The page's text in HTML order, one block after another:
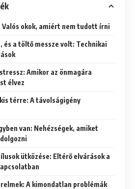
Valós okok, amiért nem tudott írni
és a töltő messze volt: Technikai
Amikor az önmagára
élvez
térre: A távolságigény
van: Nehézségek, amiket
ütközése: Eltérő elvárások a
A kimondatlan problémák